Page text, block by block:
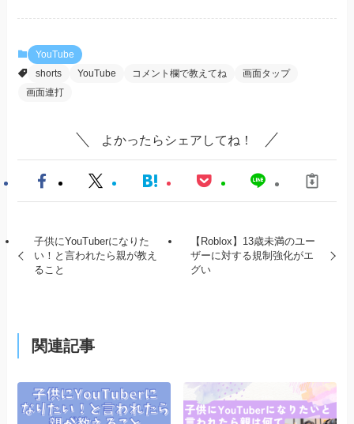
YouTube
shorts
YouTube コメント欄で教えてね
画面タップ
画面連打
よかったらシェアしてね！
子供にYouTuberになりた
い！と言われたら親が教え
ること
【Roblox】13歳未満のユー
ザーに対する規制強化がエ
グい
関連記事